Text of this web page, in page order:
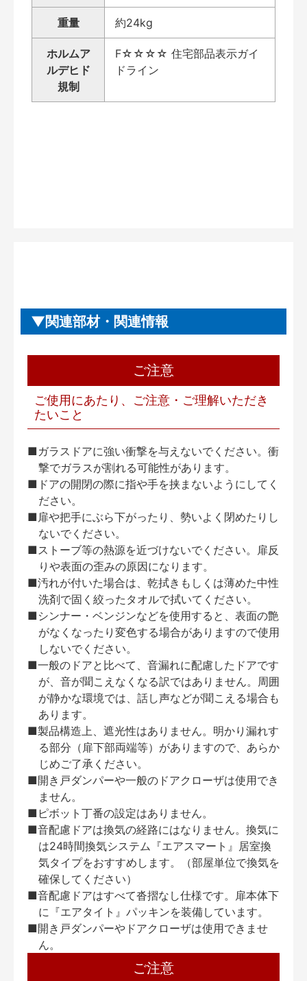
重量 約24kg
ホルムア
ルデヒド
規制
F☆☆☆☆ 住宅部品表示ガイ
ドライン
関連部材・関連情報
ご注意
ご使用にあたり、ご注意・ご理解いただき
たいこと
■ガラスドアに強い衝撃を与えないでください。衝
撃でガラスが割れる可能性があります。
■ドアの開閉の際に指や手を挟まないようにしてく
ださい。
■扉や把手にぶら下がったり、勢いよく閉めたりし
ないでください。
■ストーブ等の熱源を近づけないでください。扉反
りや表面の歪みの原因になります。
■汚れが付いた場合は、乾拭きもしくは薄めた中性
洗剤で固く絞ったタオルで拭いてください。
■シンナー・ベンジンなどを使用すると、表面の艶
がなくなったり変色する場合がありますので使用
しないでください。
■一般のドアと比べて、音漏れに配慮したドアです
が、音が聞こえなくなる訳ではありません。周囲
が静かな環境では、話し声などが聞こえる場合も
あります。
■製品構造上、遮光性はありません。明かり漏れす
る部分（扉下部両端等）がありますので、あらか
じめご了承ください。
■開き戸ダンパーや一般のドアクローザは使用でき
ません。
■ピボット丁番の設定はありません。
■音配慮ドアは換気の経路にはなりません。換気に
は24時間換気システム『エアスマート』居室換
気タイプをおすすめします。（部屋単位で換気を
確保してください）
■音配慮ドアはすべて沓摺なし仕様です。扉本体下
に『エアタイト』パッキンを装備しています。
■開き戸ダンパーやドアクローザは使用できませ
ん。
ご注意